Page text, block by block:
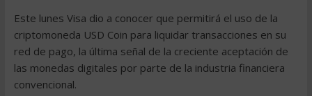
Este lunes Visa dio a conocer que permitirá el uso de la
criptomoneda USD Coin para liquidar transacciones en su
red de pago, la última señal de la creciente aceptación de
las monedas digitales por parte de la industria financiera
convencional.